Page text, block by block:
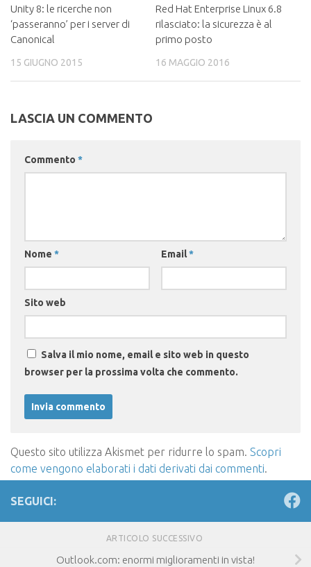
Unity 8: le ricerche non
‘passeranno’ per i server di
Canonical
15 GIUGNO 2015
Red Hat Enterprise Linux 6.8
rilasciato: la sicurezza è al
primo posto
16 MAGGIO 2016
LASCIA UN COMMENTO
Commento *
Nome * Email*
Sito web
Salva il mio nome, email e sito web in questo
browser per la prossima volta che commento.
Questo sito utilizza Akismet per ridurre lo spam. Scopri
come vengono elaborati i dati derivati dai commenti.
SEGUICI:
ARTICOLO SUCCESSIVO
Outlook.com: enormi miglioramenti in vista!